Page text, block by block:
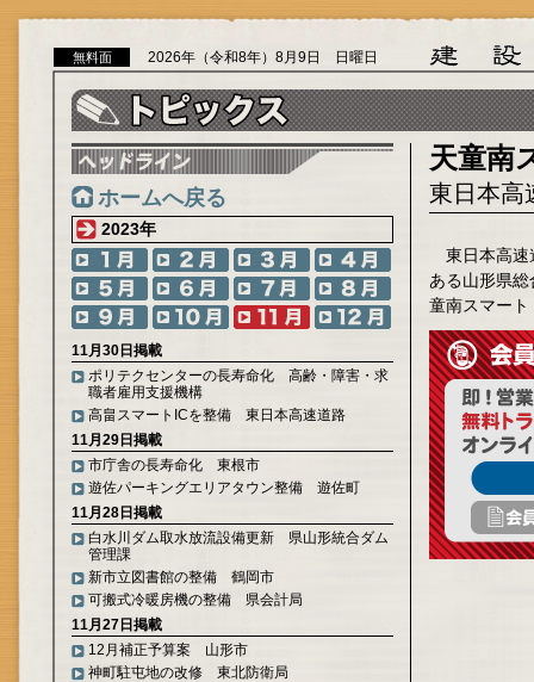
無料面 2026年（令和8年）8月9日 日曜日
ホームへ戻る
2023年
11月30日掲載
ポリテクセンターの長寿命化 高齢・障害・求
職者雇用支援機構
高畠スマートICを整備 東日本高速道路
11月29日掲載
市庁舎の長寿命化 東根市
遊佐パーキングエリアタウン整備 遊佐町
11月28日掲載
白水川ダム取水放流設備更新 県山形統合ダム
管理課
新市立図書館の整備 鶴岡市
可搬式冷暖房機の整備 県会計局
11月27日掲載
12月補正予算案 山形市
神町駐屯地の改修 東北防衛局
天童南
東日本高
東日本高速
ある山形県
童南スマー